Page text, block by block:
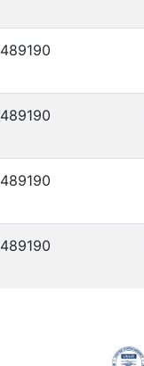
489190
489190
489190
489190